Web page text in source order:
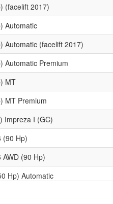
(facelift 2017)
Automatic
Automatic (facelift 2017)
Automatic Premium
MT
MT Premium
Impreza I (GC)
(90 Hp)
(90 Hp)
Hp) Automatic